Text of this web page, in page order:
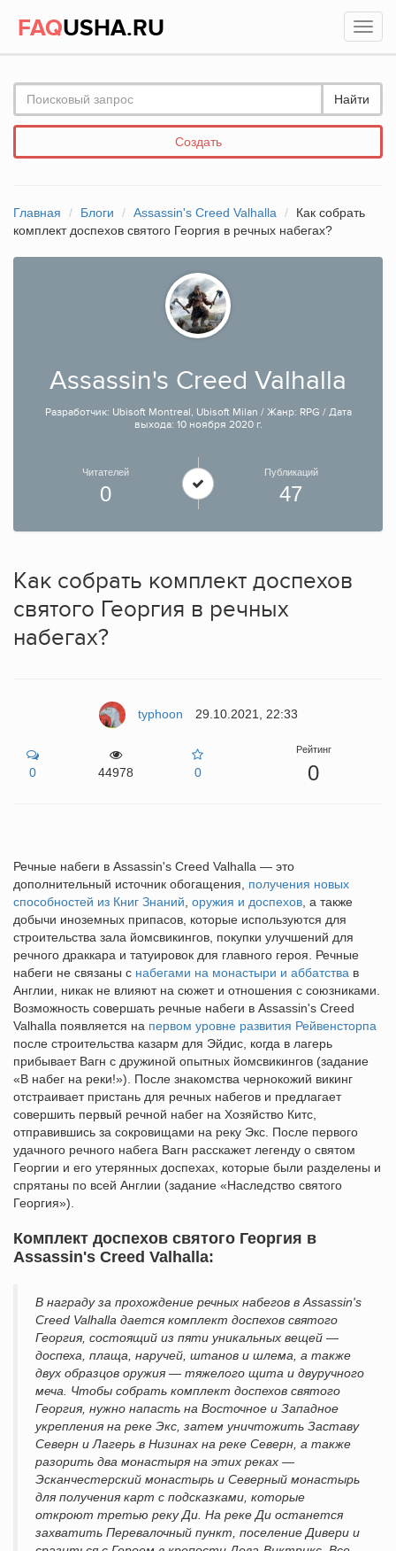
FAQUSHA.RU
Найти
Создать
Главная Блоги Assassin's Creed Valhalla
Как собрать
комплект доспехов святого Георгия в речных набегах?
Assassin's Creed Valhalla
Разработчик: Ubisoft Montreal, Ubisoft Milan / Жанр: RPG / Дата
выхода: 10 ноября 2020 г.
Читателей
0
Публикаций
47
Как собрать комплект доспехов
святого Георгия в речных
набегах?
typhoon 29.10.2021, 22:33
0 44978 0
Рейтинг
0
Речные набеги в Assassin's Creed Valhalla — это
дополнительный источник обогащения, получения новых
способностей из Книг Знаний оружия и доспехов , а также
добычи иноземных припасов, которые используются для
строительства зала йомсвикингов, покупки улучшений для
речного драккара и татуировок для главного героя. Речные
набеги не связаны с набегами на монастыри и аббатства в
Англии, никак не влияют на сюжет и отношения с союзниками.
Возможность совершать речные набеги в Assassin's Creed
Valhalla появляется на первом уровне развития Рейвенсторпа
после строительства казарм для Эйдис, когда в лагерь
прибывает Вагн с дружиной опытных йомсвикингов (задание
«В набег на реки!»). После знакомства чернокожий викинг
отстраивает пристань для речных набегов и предлагает
совершить первый речной набег на Хозяйство Китс,
отправившись за сокровищами на реку Экс. После первого
удачного речного набега Вагн расскажет легенду о святом
Георгии и его утерянных доспехах, которые были разделены и
спрятаны по всей Англии (задание «Наследство святого
Георгия»).
Комплект доспехов святого Георгия в
Assassin's Creed Valhalla:
В награду за прохождение речных набегов в Assassin's
Creed Valhalla дается комплект доспехов святого
Георгия, состоящий из пяти уникальных вещей —
доспеха, плаща, наручей, штанов и шлема, а также
двух образцов оружия — тяжелого щита и двуручного
меча. Чтобы собрать комплект доспехов святого
Георгия, нужно напасть на Восточное и Западное
укрепления на реке Экс, затем уничтожить Заставу
Северн и Лагерь в Низинах на реке Северн, а также
разорить два монастыря на этих реках —
Эсканчестерский монастырь и Северный монастырь
для получения карт с подсказками, которые
откроют третью реку Ди. На реке Ди останется
захватить Перевалочный пункт, поселение Дивери и